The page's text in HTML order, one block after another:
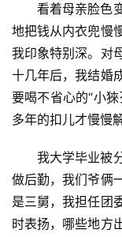
看着母亲脸色
地把钱从内衣兜慢
我印象特别深。对
十几年后，我结婚
要喝不省心的“小
多年的扣儿才慢慢解
我大学毕业被
做后勤，我们爷俩
是三舅，我担任团
时表扬，哪些地方